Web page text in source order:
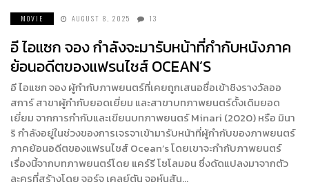
MOVIE AUGUST 8, 2025 13
อี ไอแซก จอง กำลังจะมารับหน้าที่กำกับหนังภาค
ย้อนอดีตของแฟรนไชส์ OCEAN’S
อี ไอแซก จอง ผู้กำกับภาพยนตร์ที่เคยถูกเสนอชื่อเข้าชิงรางวัลออ
สการ์ สาขาผู้กำกับยอดเยี่ยม และสาขาบทภาพยนตร์ดั้งเดิมยอด
เยี่ยม จากการกำกับและเขียนบทภาพยนตร์ Minari (2020) หรือ มินา
ริ กำลังอยู่ในช่วงของการเจรจาเข้ามารับหน้าที่ผู้กำกับของภาพยนตร์
ภาคย้อนอดีตของแฟรนไชส์ Ocean’s โดยเขาจะกำกับภาพยนตร์
เรื่องนี้จากบทภาพยนตร์โดย แคร์รี โซโลมอน ซึ่งดัดแปลงมาจากตัว
ละครที่สร้างโดย จอร์จ เคลย์ตัน จอห์นสัน…